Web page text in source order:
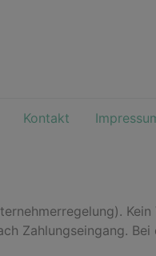
Kontakt
Zahlungseingang.